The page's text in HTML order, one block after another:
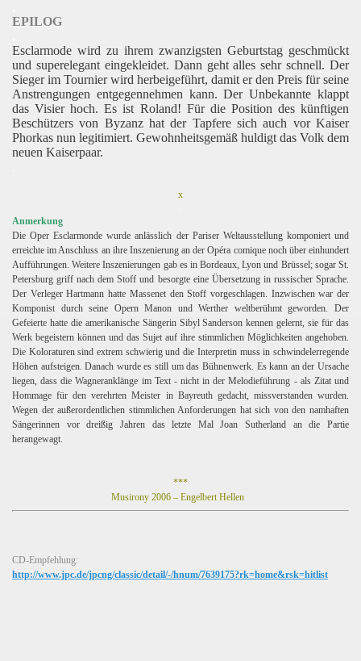
EPILOG
Esclarmode wird zu ihrem zwanzigsten Geburtstag geschmückt
und superelegant eingekleidet. Dann geht alles sehr schnell. Der
Sieger im Tournier wird herbeigeführt, damit er den Preis für seine
Anstrengungen entgegennehmen kann. Der Unbekannte klappt
das Visier hoch. Es ist Roland! Für die Position des künftigen
Beschützers von Byzanz hat der Tapfere sich auch vor Kaiser
Phorkas nun legitimiert. Gewohnheitsgemäß huldigt das Volk dem
neuen Kaiserpaar.
x
Anmerkung
Die Oper Esclarmonde wurde anlässlich der Pariser Weltausstellung komponiert und
erreichte im Anschluss an ihre Inszenierung an der Opéra comique noch über einhundert
Aufführungen. Weitere Inszenierungen gab es in Bordeaux, Lyon und Brüssel; sogar St.
Petersburg griff nach dem Stoff und besorgte eine Übersetzung in russischer Sprache.
Der Verleger Hartmann hatte Massenet den Stoff vorgeschlagen. Inzwischen war der
Komponist durch seine Opern Manon und Werther weltberühmt geworden. Der
Gefeierte hatte die amerikanische Sängerin Sibyl Sanderson kennen gelernt, sie für das
Werk begeistern können und das Sujet auf ihre stimmlichen Möglichkeiten angehoben.
Die Koloraturen sind extrem schwierig und die Interpretin muss in schwindelerregende
Höhen aufsteigen. Danach wurde es still um das Bühnenwerk. Es kann an der Ursache
liegen, dass die Wagneranklänge im Text - nicht in der Melodieführung - als Zitat und
Hommage für den verehrten Meister in Bayreuth gedacht, missverstanden wurden.
Wegen der außerordentlichen stimmlichen Anforderungen hat sich von den namhaften
Sängerinnen vor dreißig Jahren das letzte Mal Joan Sutherland an die Partie
herangewagt.
***
Musirony 2006 – Engelbert Hellen
CD-Empfehlung:
http://www.jpc.de/jpcng/classic/detail/-/hnum/7639175?rk=home&rsk=hitlist